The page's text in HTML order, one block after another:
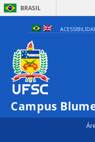
BRASIL
Campus